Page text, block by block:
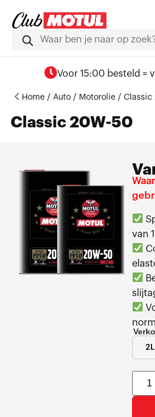
Voor 15:00 besteld =
Home/ Auto/ Motorolie/ Classic
Classic 20W-50
van
2L